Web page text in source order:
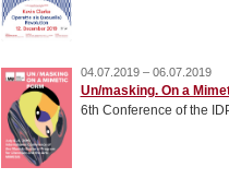
04.07.2019 – 06.07.2019
Un/masking. On a
6th Conference of the